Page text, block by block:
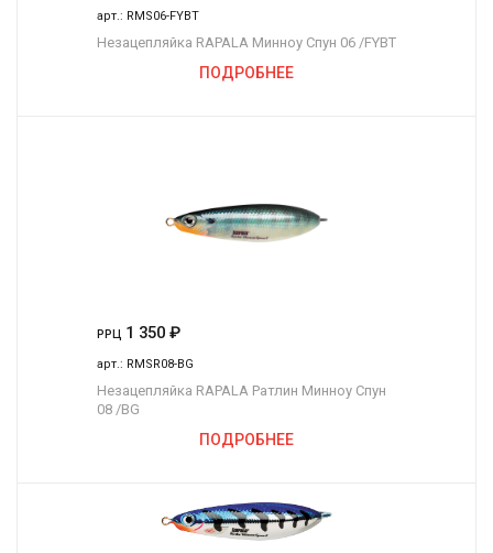
арт.: RMS06-FYBT
Незацепляйка RAPALA Минноу Спун 06 /FYBT
ПОДРОБНЕЕ
РРЦ 1 350 ₽
арт.: RMSR08-BG
Незацепляйка RAPALA Ратлин Минноу Спун
08 /BG
ПОДРОБНЕЕ